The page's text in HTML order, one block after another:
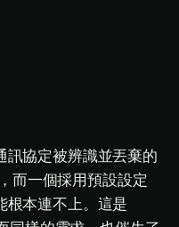
訊協定被辨識並丟棄的
而一個採用預設設定
根本連不上。這是